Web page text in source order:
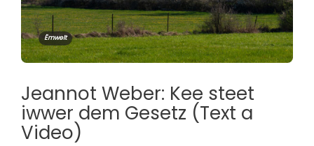
Ëmwelt
Jeannot Weber: Kee steet
iwwer dem Gesetz (Text a
Video)